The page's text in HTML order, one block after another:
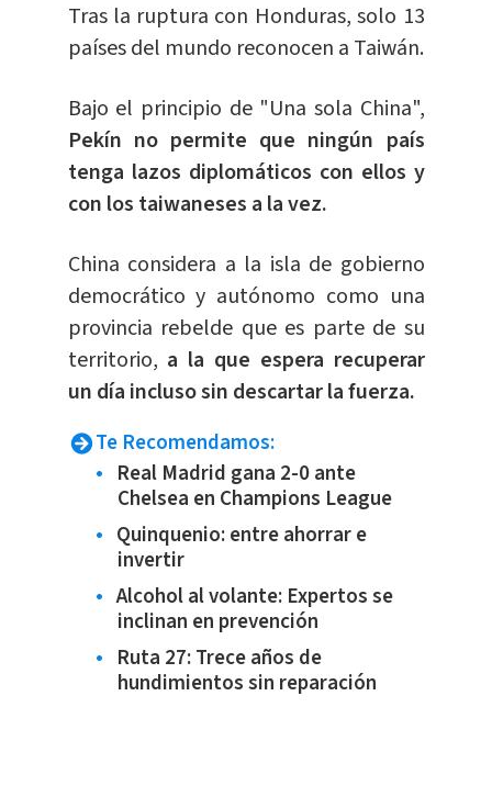
Tras la ruptura con Honduras, solo 13
países del mundo reconocen a Taiwán.
Bajo el principio de "Una sola China",
Pekín no permite que ningún país
tenga lazos diplomáticos con ellos y
con los taiwaneses a la vez.
China considera a la isla de gobierno
democrático y autónomo como una
provincia rebelde que es parte de su
territorio, a la que espera recuperar
un día incluso sin descartar la fuerza.
Te Recomendamos:
Real Madrid gana 2-0 ante
Chelsea en Champions League
Quinquenio: entre ahorrar e
invertir
Alcohol al volante: Expertos se
inclinan en prevención
Ruta 27: Trece años de
hundimientos sin reparación